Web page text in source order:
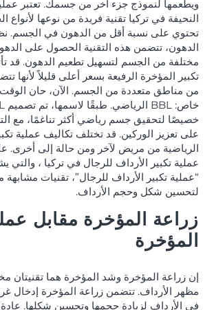
ويطعمها لنموذج جزء آخر من جسمك. تعتبر
النحيفة في تركيا تقنية فريدة من نوعها لأنواع
تحتوي على نسبة أقل من الدهون في الجسم.
الدهون، تتضمن هذه التقنية الحصول على
مختلفة من الجسم لتسهيل تطعيم الدهون. قد
تكبير المؤخرة الرفيعة بسعر أعلى قليلاً لأنها
خصيصًا لتحقيق جسم رياضي أكثر تناغمًا، مع
الرياضية من مريض لآخر ومن حالة إلى أخرى.
عملية تكبير الأرداف للرجال في تركيا ، والتي
“عملية تكبير الأرداف للرجال”، تقنيات مشابهة
لتحسين شكل وحجم الأرداف.
زراعة المؤخرة مقابل
المؤخرة
إن زراعة المؤخرة وشد المؤخرة هما تقنيتان
مظهر الأرداف. تتضمن زراعة المؤخرة إدخال
في الأرداف لزيادة حجمها وتحسين شكلها.